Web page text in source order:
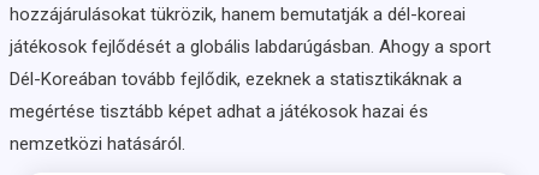
hozzájárulásokat tükrözik, hanem bemutatják a dél-koreai
játékosok fejlődését a globális labdarúgásban. Ahogy a sport
Dél-Koreában tovább fejlődik, ezeknek a statisztikáknak a
megértése tisztább képet adhat a játékosok hazai és
nemzetközi hatásáról.